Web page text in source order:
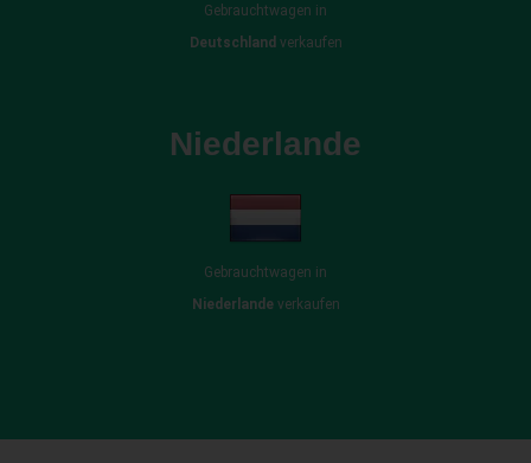
Gebrauchtwagen in
Deutschland verkaufen
Niederlande
Gebrauchtwagen in
Niederlandeverkaufen